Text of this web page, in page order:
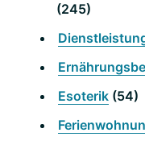
(245)
Esoterik (54)